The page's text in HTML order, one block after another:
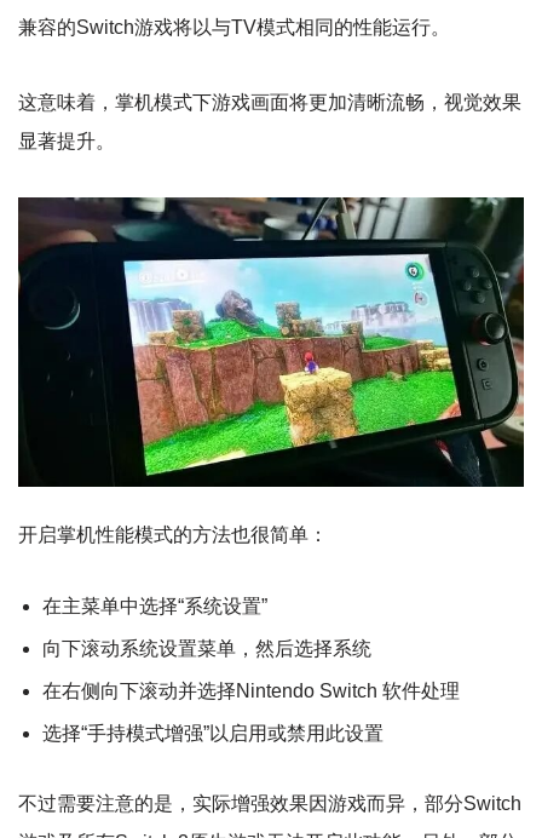
兼容的Switch游戏将以与TV模式相同的性能运行。
这意味着，掌机模式下游戏画面将更加清晰流畅，视觉效果
显著提升。
开启掌机性能模式的方法也很简单：
在主菜单中选择“系统设置”
向下滚动系统设置菜单，然后选择系统
在右侧向下滚动并选择Nintendo Switch 软件处理
选择“手持模式增强”以启用或禁用此设置
不过需要注意的是，实际增强效果因游戏而异，部分Switch